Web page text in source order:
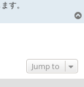
す。
Jump to